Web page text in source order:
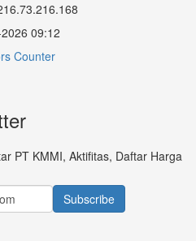
09:12
Counter
PT KMMI, Aktifitas, Daftar Harga